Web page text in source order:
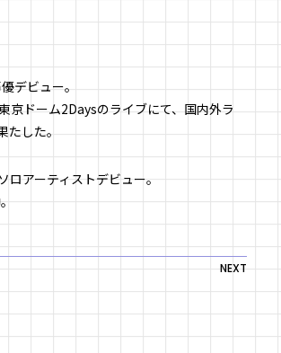
デビュー。
京ドーム2Daysのライブにて、国内外ラ
した。
アーティストデビュー。
NEXT